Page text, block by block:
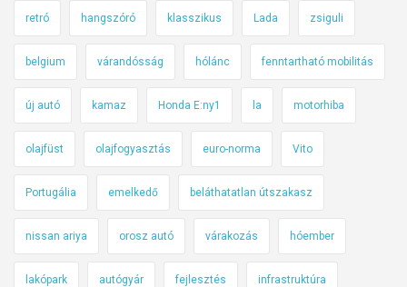
retró hangszóró klasszikus Lada zsiguli
belgium várandósság hólánc fenntartható mobilitás
új autó kamaz Honda E:ny1 la motorhiba
olajfüst olajfogyasztás euro-norma Vito
Portugália emelkedő beláthatatlan útszakasz
nissan ariya orosz autó várakozás hóember
lakópark autógyár fejlesztés infrastruktúra